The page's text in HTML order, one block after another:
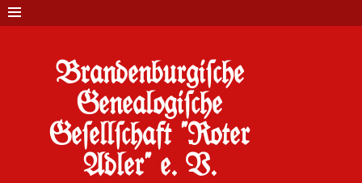
Brandenburgi#che
Genealogi#che
Ge#ell#chaft "Roter
Adler" e. V.